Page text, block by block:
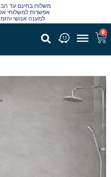
משלוח בחינם עד הבית
אפשרות למשלוחי
למענה אנושי והזמנות 04-
0